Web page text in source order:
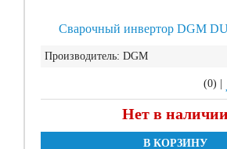
Сварочный инвертор DGM
Производитель: DGM
(0)
Нет в наличии
В КОРЗИНУ